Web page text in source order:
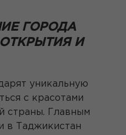
ГОРОДА
И
уникальную
с красотами
страны. Главным
в Таджикистан